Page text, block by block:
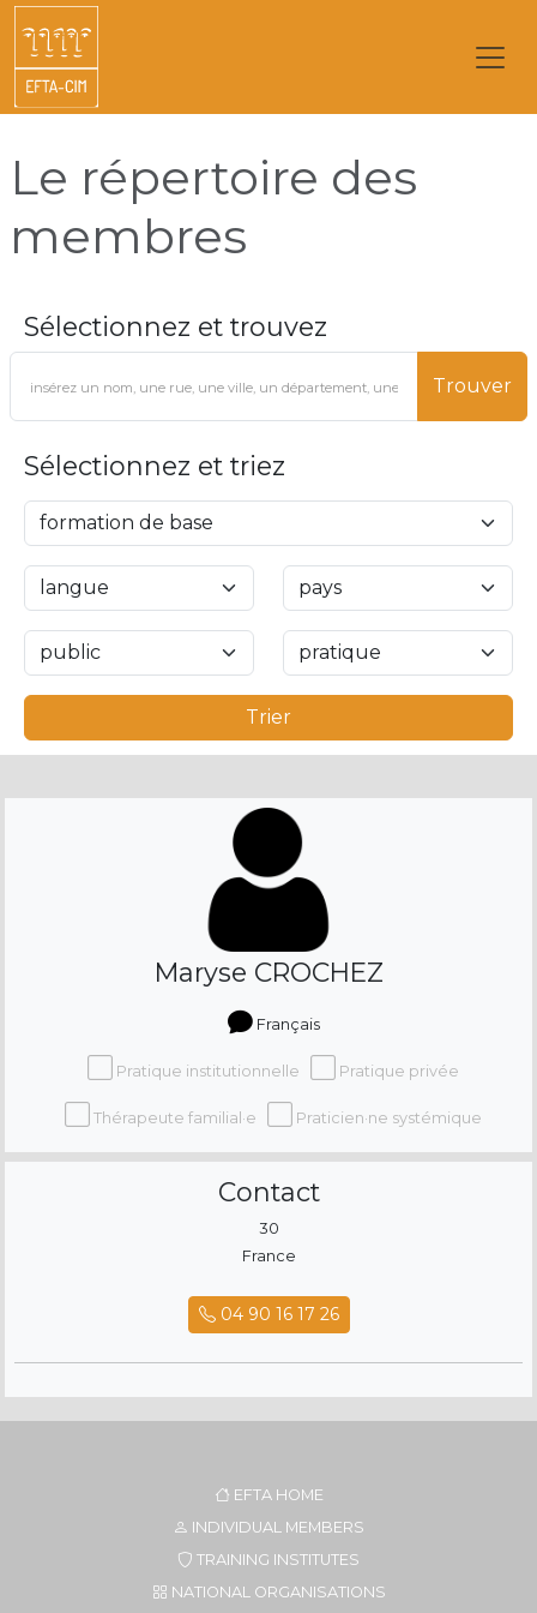
Le répertoire des
membres
Sélectionnez et trouvez
Trouver
Sélectionnez et triez
Trier
Maryse CROCHEZ
Français
Pratique institutionnelle Pratique privée
Thérapeute familial·e Praticien·ne systémique
Contact
30
France
04 90 16 17 26
EFTA HOME
INDIVIDUAL MEMBERS
TRAINING INSTITUTES
NATIONAL ORGANISATIONS